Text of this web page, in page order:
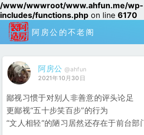
/www/wwwroot/www.ahfun.me/wp-
includes/functions.php on line 6170
阿房公的不老阁
阿房公 @ahfun
2021年10月30日
鄙视习惯于对别人非善意的评头论足
更鄙视“五十步笑百步”的行为
“文人相轻”的陋习居然还存在于前台部